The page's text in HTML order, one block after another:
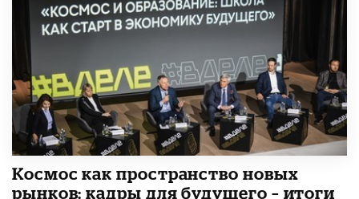
Космос как пространство новых
рынков: кадры для будущего – итоги